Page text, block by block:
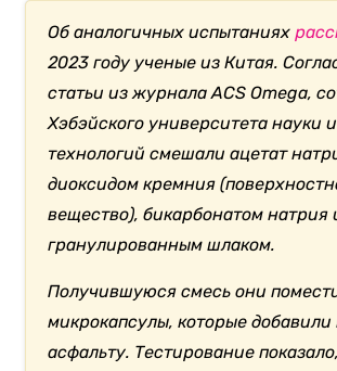
Об аналогичных испытаниях
2023 году ученые из Китая.
статьи из журнала ACS Omega,
Хэбэйского университета науки и
технологий смешали ацетат
диоксидом кремния
вещество), бикарбонатом натрия
гранулированным шлаком.
Получившуюся смесь они
микрокапсулы, которые
асфальту. Тестирование